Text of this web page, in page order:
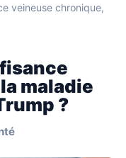
veineuse chronique,
maladie
?